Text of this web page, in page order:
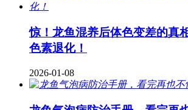
惊！龙鱼混养后体色变差的真
色素退化！
2026-01-08